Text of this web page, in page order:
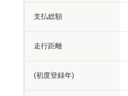
支払総額
走行距離
(初度登録年)